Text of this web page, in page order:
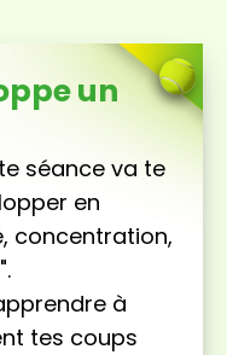
un
séance va te
en
concentration,
à
tes coups